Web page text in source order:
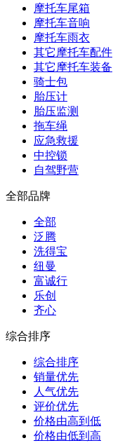
摩托车尾箱
摩托车音响
摩托车雨衣
其它摩托车配件
其它摩托车装备
骑士包
胎压计
胎压监测
拖车绳
应急救援
中控锁
自驾野营
全部品牌
全部
泛腾
洗得宝
纽曼
富诚行
乐创
齐心
综合排序
综合排序
销量优先
人气优先
评价优先
价格由高到低
价格由低到高